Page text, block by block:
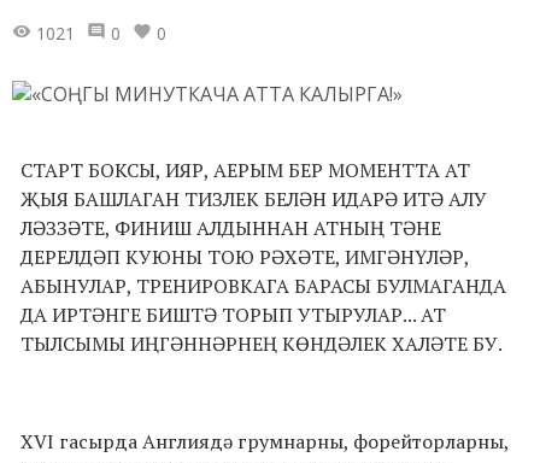
1021 0 0
СТАРТ БОКСЫ, ИЯР, АЕРЫМ БЕР МОМЕНТТА АТ
ҖЫЯ БАШЛАГАН ТИЗЛЕК БЕЛӘН ИДАРӘ ИТӘ АЛУ
ЛӘЗЗӘТЕ, ФИНИШ АЛДЫННАН АТНЫҢ ТӘНЕ
ДЕРЕЛДӘП КУЮНЫ ТОЮ РӘХӘТЕ, ИМГӘНҮЛӘР,
АБЫНУЛАР, ТРЕНИРОВКАГА БАРАСЫ БУЛМАГАНДА
ДА ИРТӘНГЕ БИШТӘ ТОРЫП УТЫРУЛАР... АТ
ТЫЛСЫМЫ ИҢГӘННӘРНЕҢ КӨНДӘЛЕК ХАЛӘТЕ БУ.
XVI гасырда Англиядә грумнарны, форейторларны,